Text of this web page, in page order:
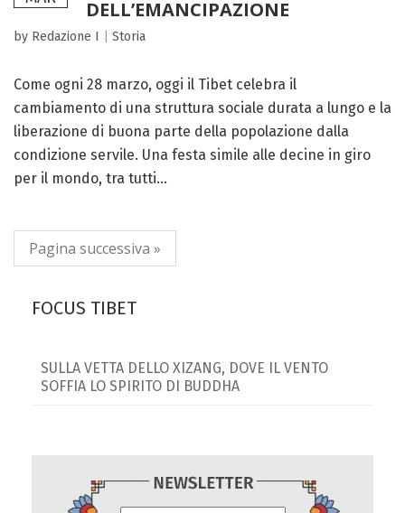
DELL’EMANCIPAZIONE
by Redazione I Storia
Come ogni 28 marzo, oggi il Tibet celebra il
cambiamento di una struttura sociale durata a lungo e la
liberazione di buona parte della popolazione dalla
condizione servile. Una festa simile alle decine in giro
per il mondo, tra tutti...
Pagina successiva »
FOCUS TIBET
SULLA VETTA DELLO XIZANG, DOVE IL VENTO
SOFFIA LO SPIRITO DI BUDDHA